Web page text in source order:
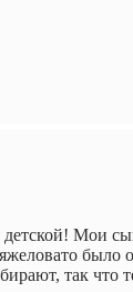
Мои
так что